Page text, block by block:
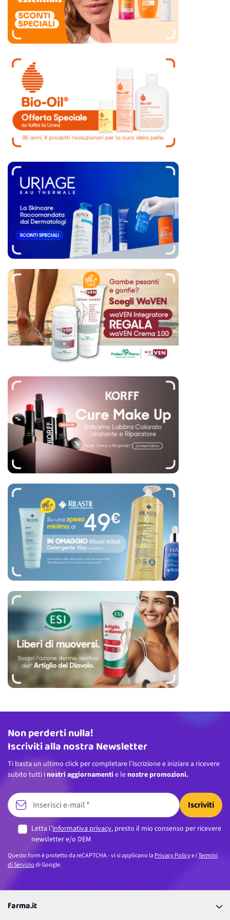
Indirizzo email
Non perderti nulla!
Iscriviti alla nostra Newsletter
Ti basta un ultimo click per completare l’iscrizione e iniziare a ricevere
subito tutti i nostri aggiornamenti e le nostre promozioni.
Iscriviti
Letta l’informativa privacy, presto il mio consenso per ricevere
newsletter e/o DEM
Questo form è protetto da reCAPTCHA - vi si applicano laPrivacy Policye iTermini
di Serviziodi Google.
farma.it